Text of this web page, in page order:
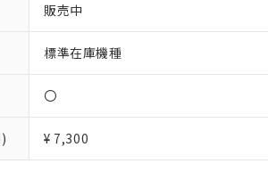
販売中
標準在庫機種
〇
¥ 7,300